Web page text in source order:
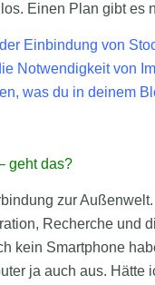
Einen Plan gibt es
Einbindung von
Notwendigkeit von
was du in deinem
geht das?
zur
Recherche und
kein Smartphone
ja auch aus. Hätte